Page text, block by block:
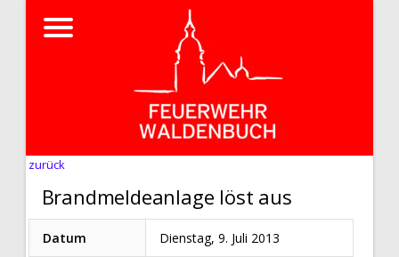
zurück
Brandmeldeanlage löst aus
Datum Dienstag, 9. Juli 2013